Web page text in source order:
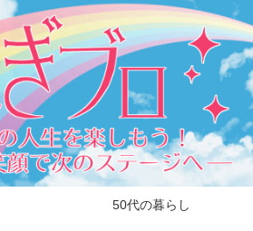
50代の暮らし